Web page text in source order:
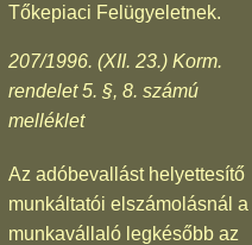
Tőkepiaci Felügyeletnek.
207/1996. (XII. 23.) Korm.
rendelet 5. §, 8. számú
melléklet
Az adóbevallást helyettesítő
munkáltatói elszámolásnál a
munkavállaló legkésőbb az